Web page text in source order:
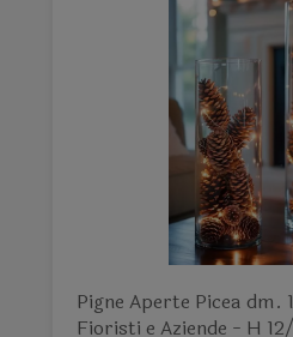
Pigne Aperte Picea dm.
Fioristi e Aziende - H